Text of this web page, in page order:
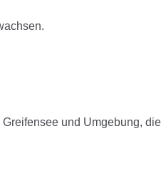
und Umgebung, die